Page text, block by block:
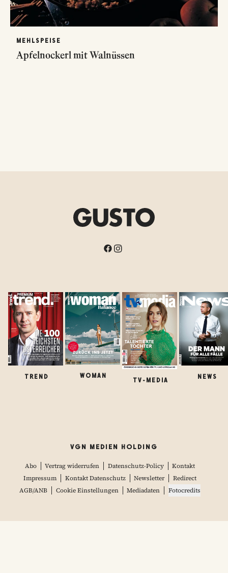
MEHLSPEISE
Apfelnockerl mit Walnüssen
TREND WOMAN
TV-MEDIA
NEWS
VGN MEDIEN HOLDING
Abo Vertrag widerrufen Datenschutz-Policy
Kontakt
Impressum
Kontakt Datenschutz Newsletter
Redirect
AGB/ANB
Cookie Einstellungen Mediadaten Fotocredits